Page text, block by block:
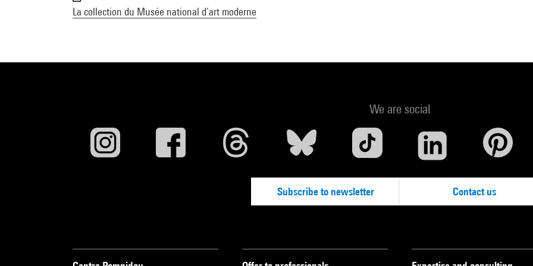
La collection du Musée national d’art moderne
We are social
Subscribe to newsletter Contact us